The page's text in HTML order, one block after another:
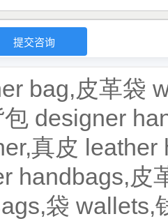
bag,皮革袋
designer
真皮 leather
handbags,皮
袋 wallets,